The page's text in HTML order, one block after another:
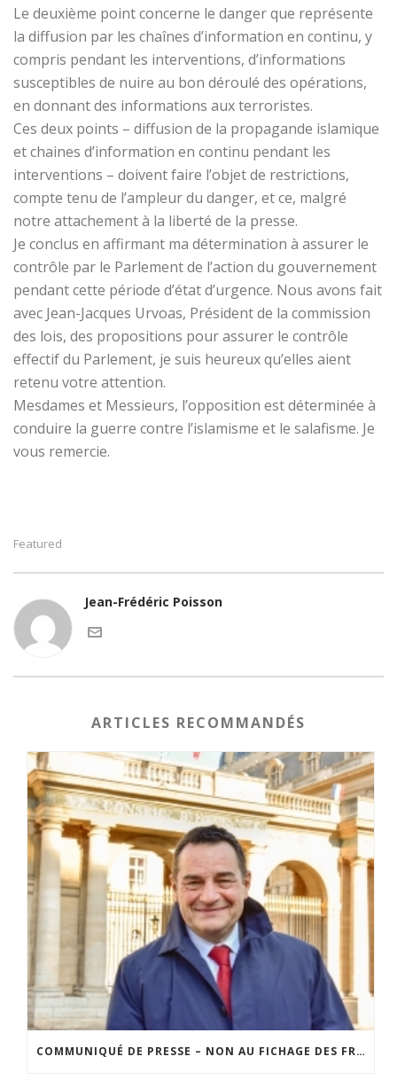
Le deuxième point concerne le danger que représente
la diffusion par les chaînes d’information en continu, y
compris pendant les interventions, d’informations
susceptibles de nuire au bon déroulé des opérations,
en donnant des informations aux terroristes.
Ces deux points – diffusion de la propagande islamique
et chaines d’information en continu pendant les
interventions – doivent faire l’objet de restrictions,
compte tenu de l’ampleur du danger, et ce, malgré
notre attachement à la liberté de la presse.
Je conclus en affirmant ma détermination à assurer le
contrôle par le Parlement de l’action du gouvernement
pendant cette période d’état d’urgence. Nous avons fait
avec Jean-Jacques Urvoas, Président de la commission
des lois, des propositions pour assurer le contrôle
effectif du Parlement, je suis heureux qu’elles aient
retenu votre attention.
Mesdames et Messieurs, l’opposition est déterminée à
conduire la guerre contre l’islamisme et le salafisme. Je
vous remercie.
Featured
Jean-Frédéric Poisson
ARTICLES RECOMMANDÉS
COMMUNIQUÉ DE PRESSE – NON AU FICHAGE DES FRANÇAIS SUR LEURS OPINIONS